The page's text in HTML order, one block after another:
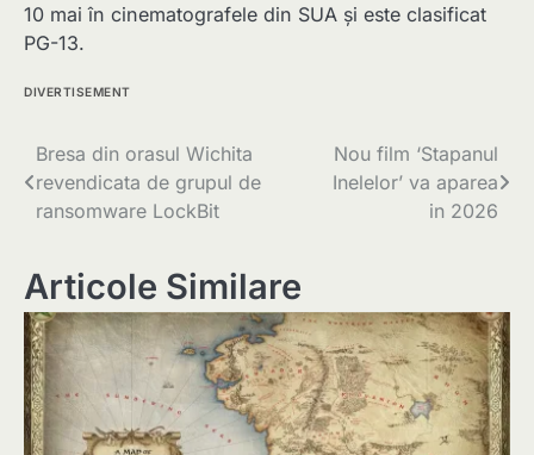
10 mai în cinematografele din SUA și este clasificat
PG-13.
DIVERTISEMENT
Navigare
în
Bresa din orasul Wichita
revendicata de grupul de
ransomware LockBit
Nou film ‘Stapanul
Inelelor’ va aparea
in 2026
Articole Similare